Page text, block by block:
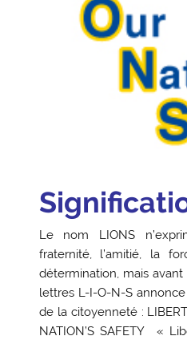
Le nom LIONS
fraternité, l’amitié, la
détermination, mais
lettres L-I-O-N-S
de la citoyenneté :
NATION’S SAFETY «